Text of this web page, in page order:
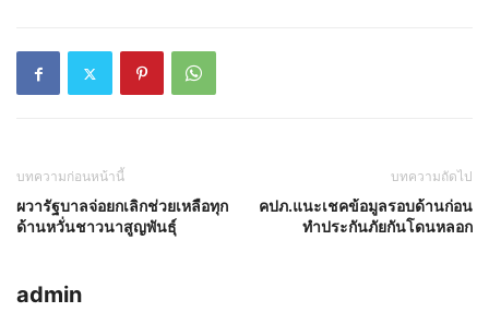
บทความก่อนหน้านี้
ผวารัฐบาลจ่อยกเลิกช่วยเหลือทุก
ด้านหวั่นชาวนาสูญพันธุ์
บทความถัดไป
คปภ.แนะเชคข้อมูลรอบด้านก่อน
ทำประกันภัยกันโดนหลอก
admin